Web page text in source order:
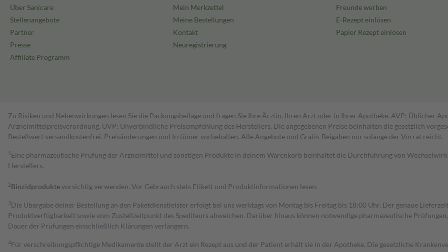
Über Sanicare
Stellenangebote
Partner
Presse
Affiliate Programm
Mein Merkzettel
Meine Bestellungen
Kontakt
Neuregistrierung
Freunde werben
E-Rezept einlösen
Papier Rezept einlösen
Zu Risiken und Nebenwirkungen lesen Sie die Packungsbeilage und fragen Sie Ihre Ärztin, Ihren Arzt oder in Ihrer Apotheke. AVP: Üblicher
Arzneimittelpreisverordnung. UVP: Unverbindliche Preisempfehlung des Herstellers. Die angegebenen Preise beinhalten die gesetzlich
Bestell­wert versand­kosten­frei. Preisänderungen und Irrtümer vorbehalten. Alle Angebote und Gratis-Beigaben nur solange der Vorrat reicht.
1 Eine pharmazeutische Prüfung der Arzneimittel und sonstigen Produkte in deinem Warenkorb beinhaltet die Durchführung von
Herstellers.
2Biozidproduktevorsichtig verwenden. Vor Gebrauch stets Etikett und Produktinformationen lesen.
3Die Übergabe deiner Bestellung an den Paketdienstleister erfolgt bei uns werktags von Montag bis Freitag bis 18:00 Uhr. Der genaue
Produktverfügbarkeit sowie vom Zustellzeitpunkt des Spediteurs abweichen. Darüber hinaus können notwendige pharmazeutische
Dauer der Prüfungen einschließlich Klärungen verlängern.
4Für verschreibungspflichtige Medikamente stellt der Arzt ein Rezept aus und der Patient erhält sie in der Apotheke. Die gesetzliche